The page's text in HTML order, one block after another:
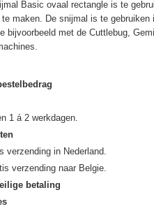
Basic ovaal rectangle is te
maken. De snijmal is te gebruiken
bijvoorbeeld met de Cuttlebug,
verzending in Nederland.
betaling